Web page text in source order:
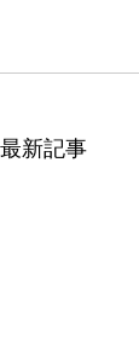
最新記事